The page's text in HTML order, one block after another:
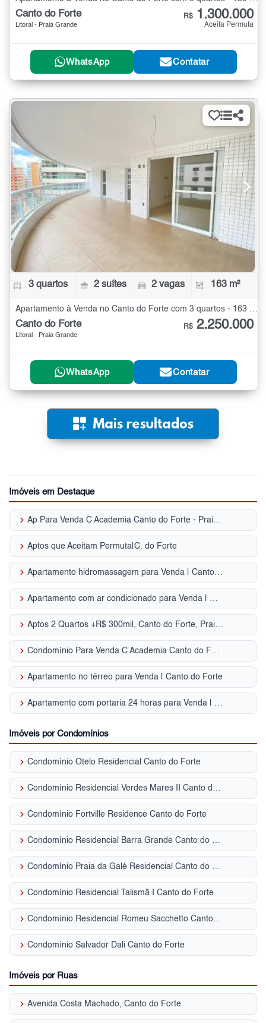
Canto do Forte
Litoral - Praia Grande
R$ 1.300.000
Aceita Permuta
WhatsApp Contatar
3 quartos 2 suítes 2 vagas 163 m²
Apartamento à Venda no Canto do Forte com 3 quartos - 163 m²
Canto do Forte
Litoral - Praia Grande
R$ 2.250.000
WhatsApp Contatar
Imóveis em Destaque
keyboard_arrow_right Ap Para Venda C Academia Canto do Forte - Praia Grande, SP
keyboard_arrow_right Aptos que Aceitam Permuta|C. do Forte
keyboard_arrow_right Apartamento hidromassagem para Venda | Canto do Forte
keyboard_arrow_right Apartamento com ar condicionado para Venda | Canto do Forte
keyboard_arrow_right Aptos 2 Quartos +R$ 300mil, Canto do Forte, Praia Grande, SP
keyboard_arrow_right Condomínio Para Venda C Academia Canto do Forte - Praia Grande, SP
keyboard_arrow_right Apartamento no térreo para Venda | Canto do Forte
keyboard_arrow_right Apartamento com portaria 24 horas para Venda | Canto do Forte
Imóveis por Condomínios
keyboard_arrow_right Condomínio Otelo Residencial Canto do Forte
keyboard_arrow_right Condomínio Residencial Verdes Mares II Canto do Forte
keyboard_arrow_right Condomínio Fortville Residence Canto do Forte
keyboard_arrow_right Condomínio Residencial Barra Grande Canto do Forte
keyboard_arrow_right Condomínio Praia da Galé Residencial Canto do Forte
keyboard_arrow_right Condomínio Residencial Talismã I Canto do Forte
keyboard_arrow_right Condomínio Residencial Romeu Sacchetto Canto do Forte
keyboard_arrow_right Condomínio Salvador Dali Canto do Forte
Imóveis por Ruas
keyboard_arrow_right Avenida Costa Machado, Canto do Forte